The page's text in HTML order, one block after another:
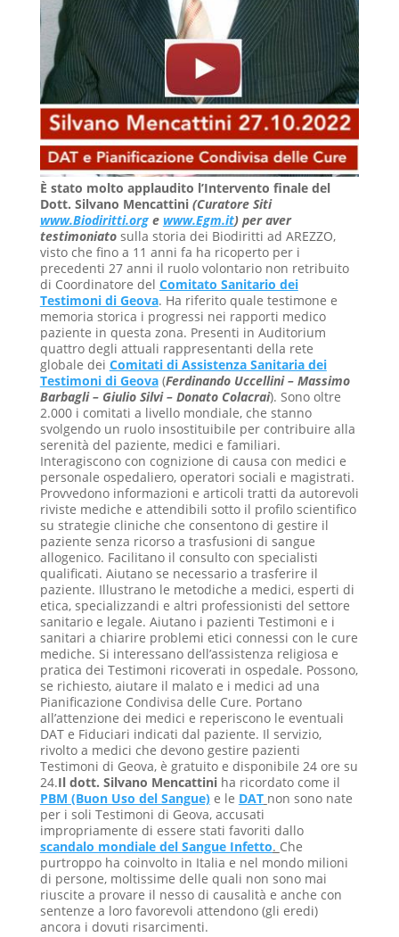
È stato molto applaudito l’Intervento finale del
Dott. Silvano Mencattini(Curatore Siti
www.Biodiritti.orge www.Egm.it) per aver
testimoniato sulla storia dei Biodiritti ad AREZZO,
visto che fino a 11 anni fa ha ricoperto per i
precedenti 27 anni il ruolo volontario non retribuito
di Coordinatore del Comitato Sanitario dei
Testimoni di Geova. Ha riferito quale testimone e
memoria storica i progressi nei rapporti medico
paziente in questa zona. Presenti in Auditorium
quattro degli attuali rappresentanti della rete
globale dei Comitati di Assistenza Sanitaria dei
Testimoni di Geova(Ferdinando Uccellini – Massimo
Barbagli – Giulio Silvi – Donato Colacrai). Sono oltre
2.000 i comitati a livello mondiale, che stanno
svolgendo un ruolo insostituibile per contribuire alla
serenità del paziente, medici e familiari.
Interagiscono con cognizione di causa con medici e
personale ospedaliero, operatori sociali e magistrati.
Provvedono informazioni e articoli tratti da autorevoli
riviste mediche e attendibili sotto il profilo scientifico
su strategie cliniche che consentono di gestire il
paziente senza ricorso a trasfusioni di sangue
allogenico. Facilitano il consulto con specialisti
qualificati. Aiutano se necessario a trasferire il
paziente. Illustrano le metodiche a medici, esperti di
etica, specializzandi e altri professionisti del settore
sanitario e legale. Aiutano i pazienti Testimoni e i
sanitari a chiarire problemi etici connessi con le cure
mediche. Si interessano dell’assistenza religiosa e
pratica dei Testimoni ricoverati in ospedale. Possono,
se richiesto, aiutare il malato e i medici ad una
Pianificazione Condivisa delle Cure. Portano
all’attenzione dei medici e reperiscono le eventuali
DAT e Fiduciari indicati dal paziente. Il servizio,
rivolto a medici che devono gestire pazienti
Testimoni di Geova, è gratuito e disponibile 24 ore su
24.Il dott. Silvano Mencattini ha ricordato come il
PBM (Buon Uso del Sangue)e le DAT non sono nate
per i soli Testimoni di Geova, accusati
impropriamente di essere stati favoriti dallo
scandalo mondiale del Sangue Infetto. Che
purtroppo ha coinvolto in Italia e nel mondo milioni
di persone, moltissime delle quali non sono mai
riuscite a provare il nesso di causalità e anche con
sentenze a loro favorevoli attendono (gli eredi)
ancora i dovuti risarcimenti.